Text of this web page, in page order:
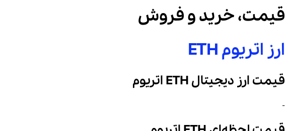
قیمت، خرید و فروش
ارز اتریومETH
قیمت ارز دیجیتال ETH اتریوم
-